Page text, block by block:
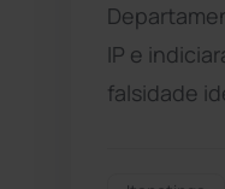
IP e
falsidade